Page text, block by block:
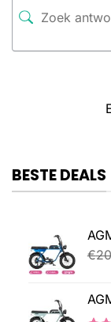
BESTE DEALS
€